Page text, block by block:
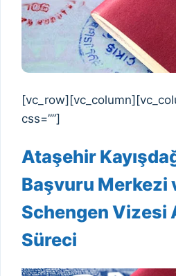
css=””]
Ataşehir
Başvuru Merkezi
Schengen Vizesi
Süreci